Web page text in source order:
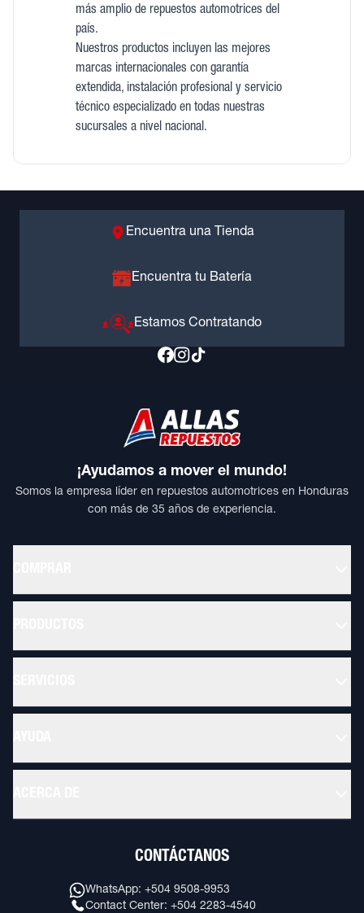
más amplio de repuestos automotrices del
país.
Nuestros productos incluyen las mejores
marcas internacionales con garantía
extendida, instalación profesional y servicio
técnico especializado en todas nuestras
sucursales a nivel nacional.
Encuentra una Tienda
Encuentra tu Batería
Estamos Contratando
¡Ayudamos a mover el mundo!
Somos la empresa líder en repuestos automotrices en Honduras
con más de 35 años de experiencia.
CONTÁCTANOS
WhatsApp: +504 9508-9953
Contact Center: +504 2283-4540